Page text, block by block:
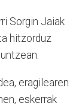
Sorgin Jaiak
hitzorduz
eragilearen
eskerrak